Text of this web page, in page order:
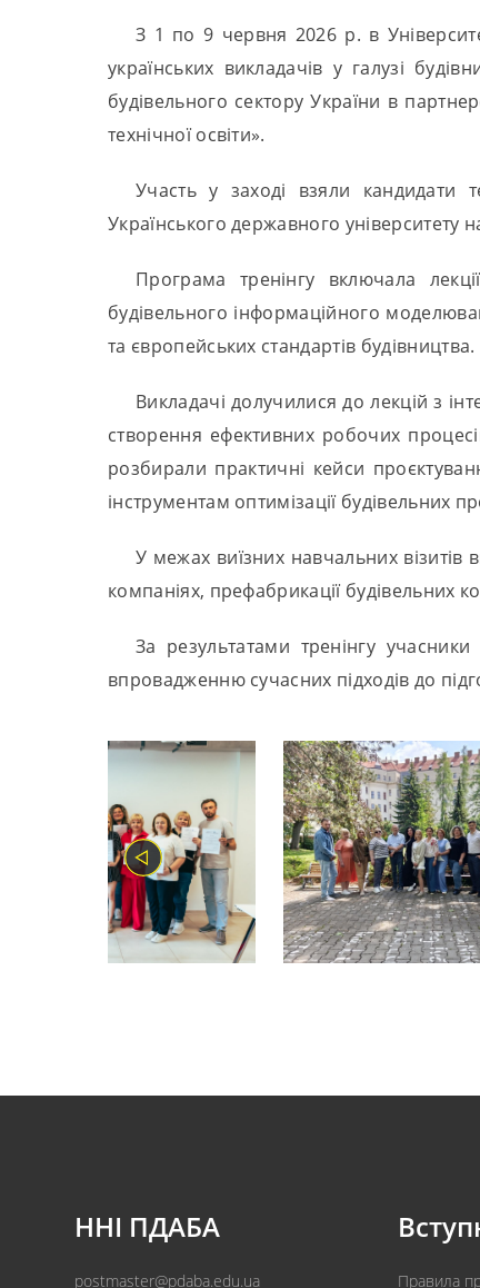
З 1 по 9 червня 2026 р. в
українських викладачів у галузі
будівельного сектору України в
технічної освіти».
Участь у заході взяли кандидати
Українського державного університету
Програма тренінгу включала
будівельного інформаційного
та європейських стандартів будівництва.
Викладачі долучилися до лекцій з
створення ефективних робочих
розбирали практичні кейси
інструментам оптимізації будівельних
У межах виїзних навчальних
компаніях, префабрикації будівельних
За результатами тренінгу
впровадженню сучасних підходів до
ННІ ПДАБА
postmaster@pdaba.edu.ua Правила